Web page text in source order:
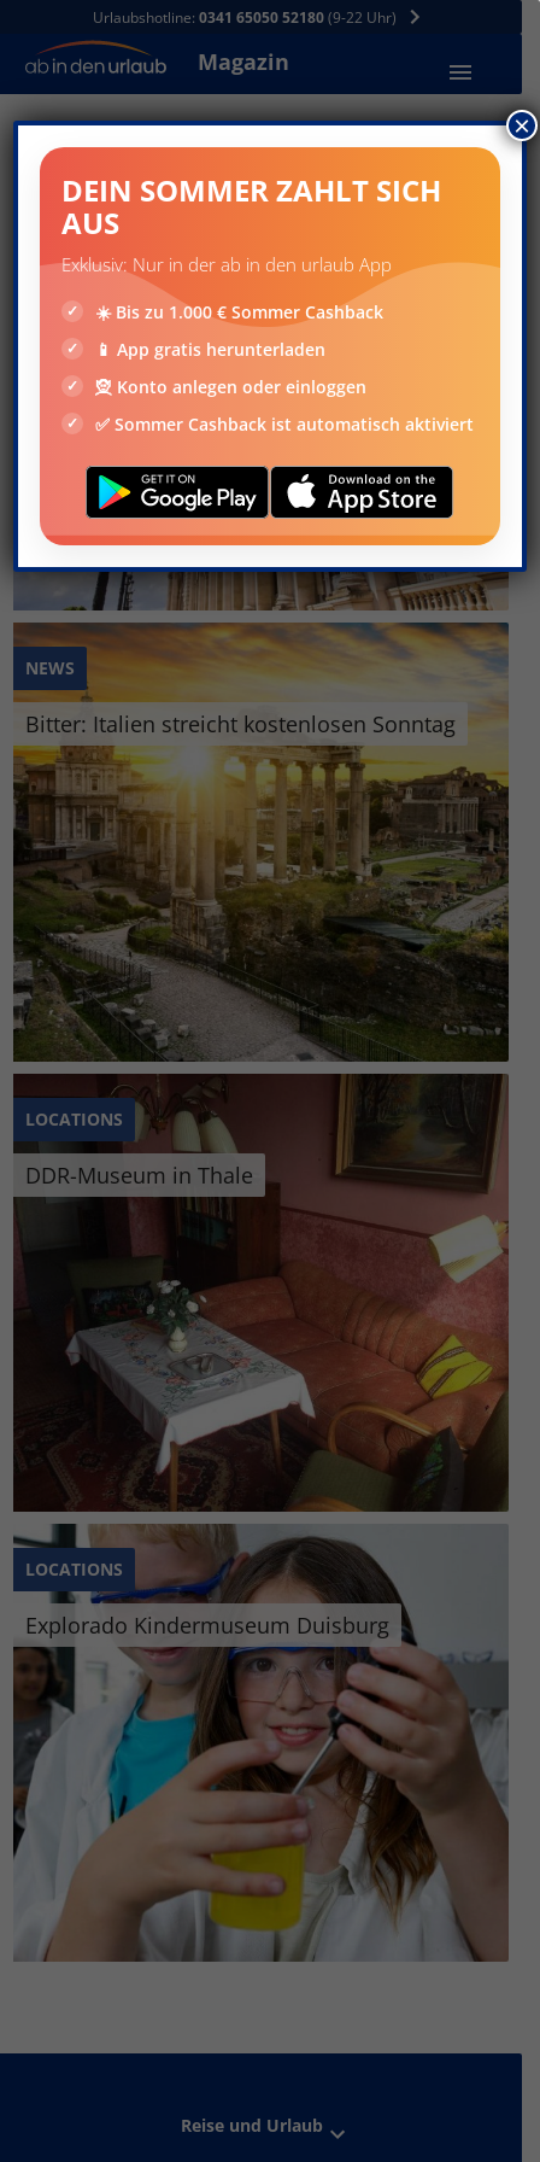
Urlaubshotline: 0341 65050 52180(9-22 Uhr)
Magazin
Magazin Museum
NEWS
Top-Ranking: Museen
NEWS
Bitter: Italien streicht kostenlosen Sonntag
LOCATIONS
DDR-Museum in Thale
LOCATIONS
Explorado Kindermuseum Duisburg
Reise und Urlaub
DEIN SOMMER ZAHLT SICH
AUS
Exklusiv: Nur in der ab in den urlaub App
☀️ Bis zu 1.000 € Sommer Cashback
📱 App gratis herunterladen
🧝 Konto anlegen oder einloggen
✅ Sommer Cashback ist automatisch aktiviert
×